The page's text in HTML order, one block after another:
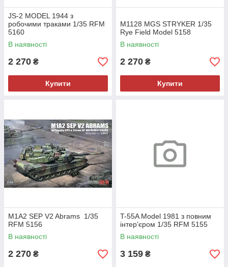
JS-2 MODEL 1944 з
робочими траками 1/35 RFM
5160
В наявності
2 270 ₴
Купити
M1128 MGS STRYKER 1/35
Rye Field Model 5158
В наявності
2 270 ₴
Купити
M1A2 SEP V2 Abrams 1/35
RFM 5156
В наявності
2 270 ₴
T-55A Model 1981 з повним
інтер'єром 1/35 RFM 5155
В наявності
3 159 ₴